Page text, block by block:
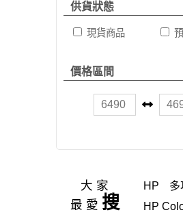
供貨狀態
現貨商品
價格區間
大家
最愛 搜
HP 多
HP